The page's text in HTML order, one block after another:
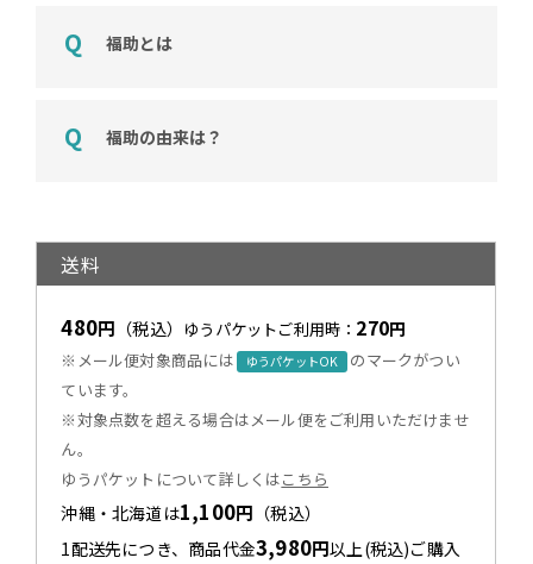
福助とは
福助の由来は？
送料
480円 （税込） ゆうパケットご利用時： 270円
※メール便対象商品には ゆうパケットOK
のマークがつい
ています。
※対象点数を超える場合はメール便をご利用いただけませ
ん。
ゆうパケットについて詳しくはこちら
沖縄・北海道は1,100円 （税込）
1配送先につき、商品代金3,980円以上(税込)ご購入